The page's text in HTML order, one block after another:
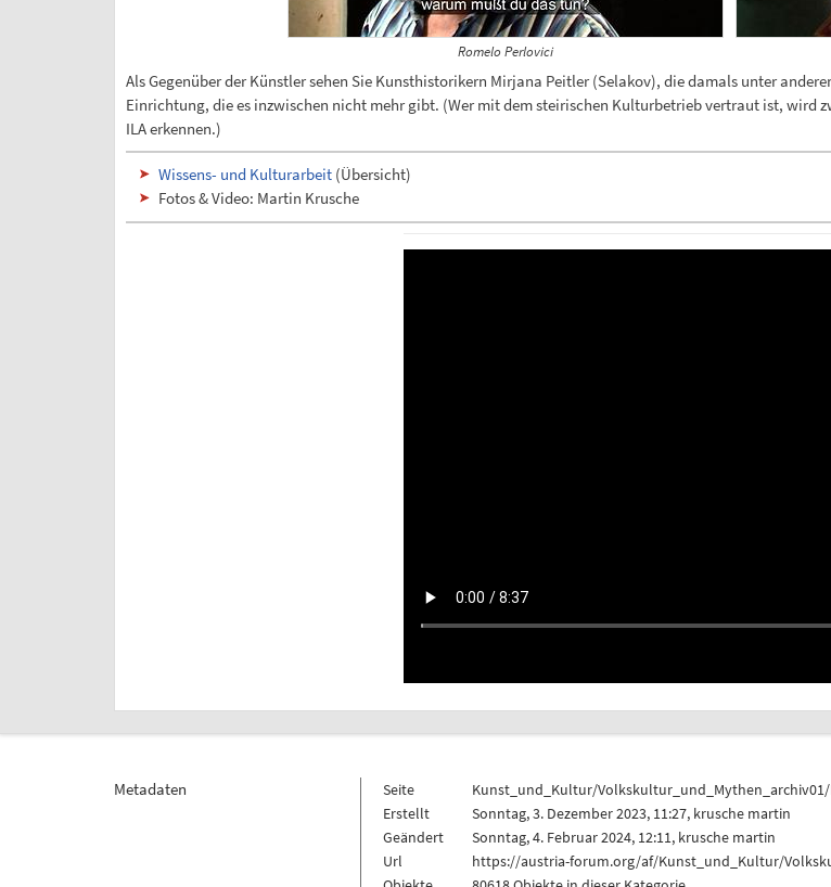
Romelo Perlovici
Als Gegenüber der Künstler sehen Sie Kunsthistorikern Mirjana Peitler (Selakov), die damals unter
Einrichtung, die es inzwischen nicht mehr gibt. (Wer mit dem steirischen Kulturbetrieb vertraut ist, wird
ILA erkennen.)
Wissens- und Kulturarbeit (Übersicht)
Fotos & Video: Martin Krusche
Metadaten Seite
Kunst_und_Kultur/
Erstellt
Sonntag, 3. Dezember 2023, 11:27, krusche martin
Geändert
Sonntag, 4. Februar 2024, 12:11, krusche martin
Url
https://austria-forum.org/af/Kunst_und_Kultur/